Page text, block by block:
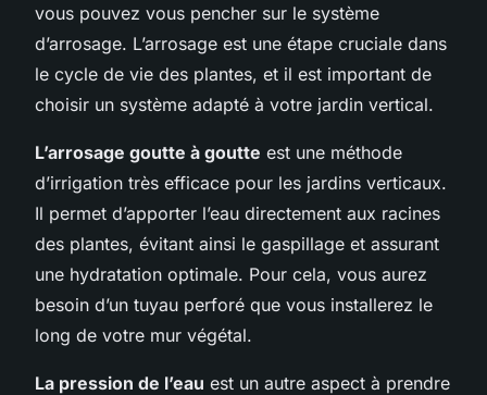
vous pouvez vous pencher sur le système
d’arrosage. L’arrosage est une étape cruciale dans
le cycle de vie des plantes, et il est important de
choisir un système adapté à votre jardin vertical.
L’arrosage goutte à goutte est une méthode
d’irrigation très efficace pour les jardins verticaux.
Il permet d’apporter l’eau directement aux racines
des plantes, évitant ainsi le gaspillage et assurant
une hydratation optimale. Pour cela, vous aurez
besoin d’un tuyau perforé que vous installerez le
long de votre mur végétal.
La pression de l’eau est un autre aspect à prendre